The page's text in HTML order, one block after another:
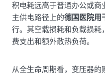
积电耗远高于普通办公或商
主供电路径上的德国医院用
行。其空载损耗和负载损
费支出和额外散热负荷。
从全生命周期看，变压器